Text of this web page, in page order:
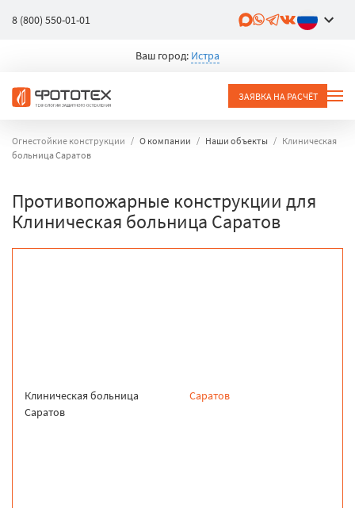
8 (800) 550-01-01
Ваш город: Истра
ЗАЯВКА НА РАСЧЁТ
Огнестойкие конструкции О компании Наши объекты
Клиническая
больница Cаратов
Противопожарные конструкции для
Клиническая больница Cаратов
Клиническая больница
Cаратов
Саратов